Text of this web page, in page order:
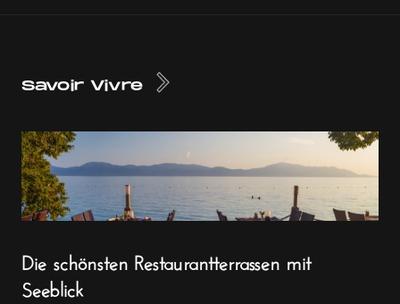
Savoir Vivre
Die schönsten Restaurantterrassen mit
Seeblick